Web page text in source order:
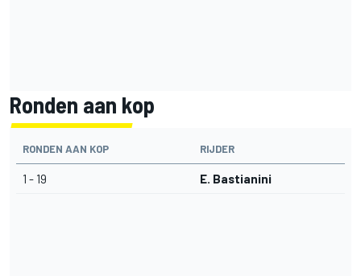
Ronden aan kop
RONDEN AAN KOP RIJDER
1 - 19 E. Bastianini